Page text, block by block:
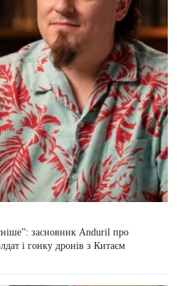
засновник Anduril про
і гонку дронів з Китаєм